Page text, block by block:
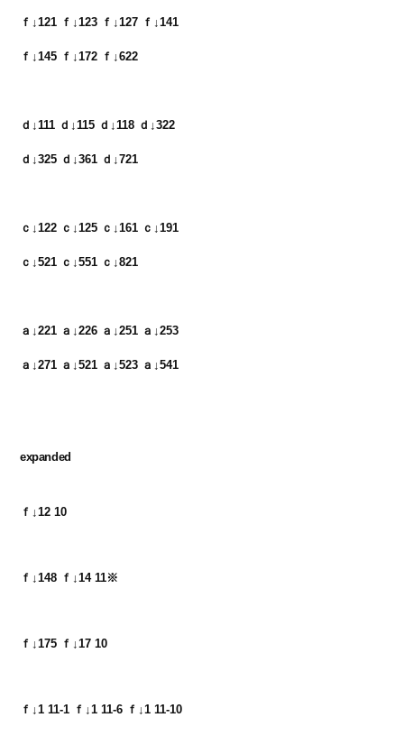
ｆ↓121 ｆ↓123 ｆ↓127 ｆ↓141
ｆ↓145 ｆ↓172 ｆ↓622
ｄ↓111 ｄ↓115 ｄ↓118 ｄ↓322
ｄ↓325 ｄ↓361 ｄ↓721
ｃ↓122 ｃ↓125 ｃ↓161 ｃ↓191
ｃ↓521 ｃ↓551 ｃ↓821
ａ↓221 ａ↓226 ａ↓251 ａ↓253
ａ↓271 ａ↓521 ａ↓523 ａ↓541
expanded
ｆ↓12 10
ｆ↓148 ｆ↓14 11※
ｆ↓175 ｆ↓17 10
ｆ↓1 11-1 ｆ↓1 11-6 ｆ↓1 11-10